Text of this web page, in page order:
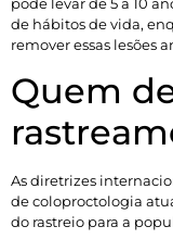
de hábitos de vida,
remover essas lesões
Quem
As diretrizes
de coloproctologia
do rastreio para a